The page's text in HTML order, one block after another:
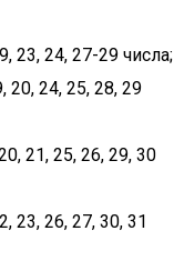
23, 24, 27-29 числа;
20, 24, 25, 28, 29
21, 25, 26, 29, 30
23, 26, 27, 30, 31